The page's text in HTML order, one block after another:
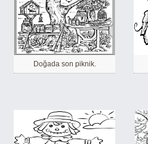
Doğada son piknik.